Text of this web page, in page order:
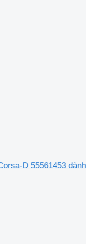
D 55561453